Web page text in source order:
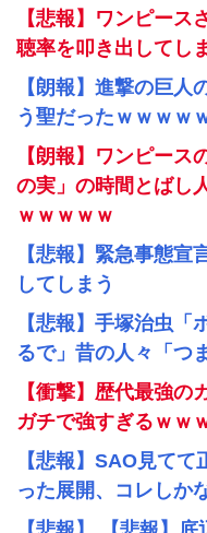
【悲報】ワンピー
聴率を叩き出してし
【朗報】進撃の巨人
う聖だったｗｗｗｗ
【朗報】ワンピース
の実」の時間とばし
ｗｗｗｗｗ
【悲報】緊急事態宣
してしまう
【悲報】手塚治虫
るで」昔の人々「つ
【衝撃】歴代最強の
ガチで強すぎるｗｗ
【悲報】SAO見て
った展開、コレしか